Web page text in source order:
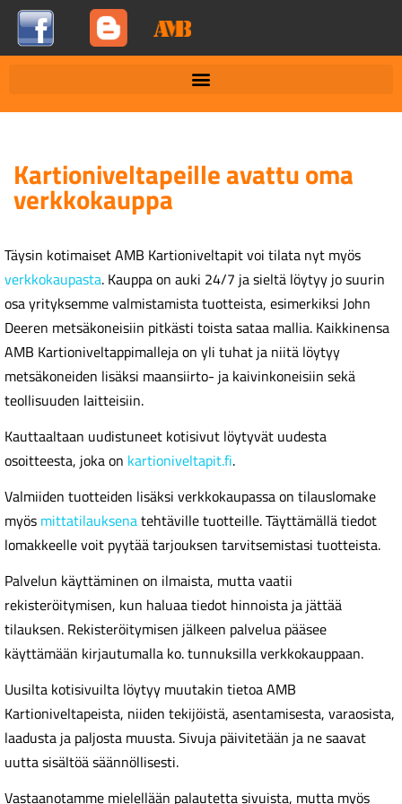
Kartioniveltapeille avattu oma
verkkokauppa
Täysin kotimaiset AMB Kartioniveltapit voi tilata nyt myös
verkkokaupasta. Kauppa on auki 24/7 ja sieltä löytyy jo suurin
osa yrityksemme valmistamista tuotteista, esimerkiksi John
Deeren metsäkoneisiin pitkästi toista sataa mallia. Kaikkinensa
AMB Kartioniveltappimalleja on yli tuhat ja niitä löytyy
metsäkoneiden lisäksi maansiirto- ja kaivinkoneisiin sekä
teollisuuden laitteisiin.
Kauttaaltaan uudistuneet kotisivut löytyvät uudesta
osoitteesta, joka on kartioniveltapit.fi.
Valmiiden tuotteiden lisäksi verkkokaupassa on tilauslomake
myös mittatilauksenatehtäville tuotteille. Täyttämällä tiedot
lomakkeelle voit pyytää tarjouksen tarvitsemistasi tuotteista.
Palvelun käyttäminen on ilmaista, mutta vaatii
rekisteröitymisen, kun haluaa tiedot hinnoista ja jättää
tilauksen. Rekisteröitymisen jälkeen palvelua pääsee
käyttämään kirjautumalla ko. tunnuksilla verkkokauppaan.
Uusilta kotisivuilta löytyy muutakin tietoa AMB
Kartioniveltapeista, niiden tekijöistä, asentamisesta, varaosista,
laadusta ja paljosta muusta. Sivuja päivitetään ja ne saavat
uutta sisältöä säännöllisesti.
Vastaanotamme mielellään palautetta sivuista, mutta myös